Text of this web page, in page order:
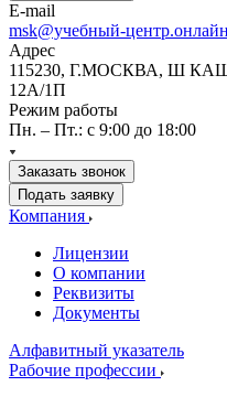
E-mail
msk@учебный-центр.онлайн
Адрес
115230, Г.МОСКВА, Ш
12А/1П
Режим работы
Пн. – Пт.: с 9:00 до 18:00
Заказать звонок
Подать заявку
Компания
Лицензии
О компании
Реквизиты
Документы
Алфавитный указатель
Рабочие профессии